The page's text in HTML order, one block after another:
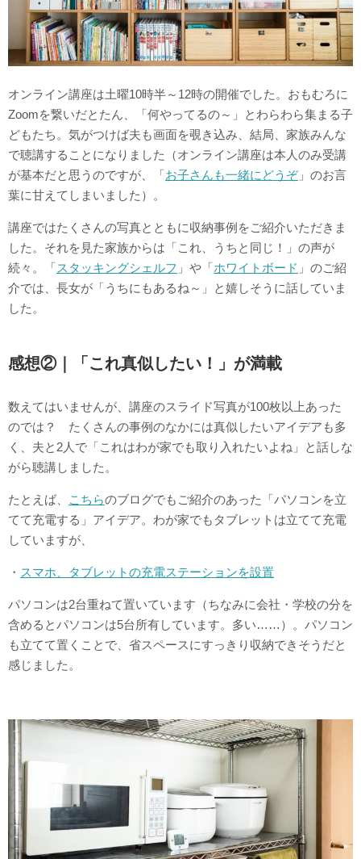
オンライン講座は土曜10時半～12時の開催でした。おもむろに
Zoomを繋いだとたん、「何やってるの～」とわらわら集まる子
どもたち。気がつけば夫も画面を覗き込み、結局、家族みんな
で聴講することになりました（オンライン講座は本人のみ受講
が基本だと思うのですが、「お子さんも一緒にどうぞ」のお言
葉に甘えてしまいました）。
講座ではたくさんの写真とともに収納事例をご紹介いただきま
した。それを見た家族からは「これ、うちと同じ！」の声が
続々。「スタッキングシェルフ 」や「ホワイトボード 」のご紹
介では、長女が「うちにもあるね～」と嬉しそうに話していま
した。
感想②｜「これ真似したい！」が満載
数えてはいませんが、講座のスライド写真が100枚以上あった
のでは？ たくさんの事例のなかには真似したいアイデアも多
く、夫と2人で「これはわが家でも取り入れたいよね」と話しな
がら聴講しました。
たとえば、 こちらのブログでもご紹介のあった「パソコンを立
てて充電する」アイデア。わが家でもタブレットは立てて充電
していますが、
・ スマホ、タブレットの充電ステーションを設置
パソコンは2台重ねて置いています（ちなみに会社・学校の分を
含めるとパソコンは5台所有しています。多い……）。パソコン
も立てて置くことで、省スペースにすっきり収納できそうだと
感じました。